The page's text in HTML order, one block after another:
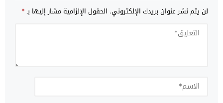
لن يتم نشر عنوان بريدك الإلكتروني. الحقول الإلزامية مشار إليها بـ*